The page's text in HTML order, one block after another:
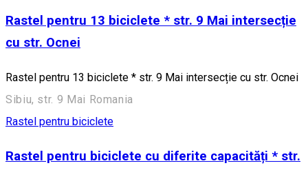
Rastel pentru 13 biciclete * str. 9 Mai intersecție
cu str. Ocnei
Rastel pentru 13 biciclete * str. 9 Mai intersecție cu str. Ocnei
Sibiu, str. 9 Mai Romania
Rastel pentru biciclete
Rastel pentru biciclete cu diferite capacități * str.